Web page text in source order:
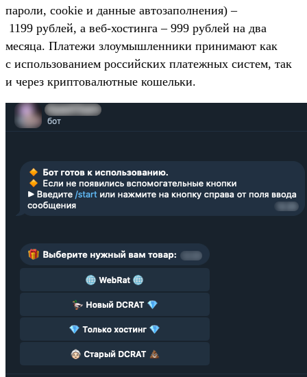
пароли, cookie и данные автозаполнения) –
1199 рублей, а веб-хостинга – 999 рублей на два
месяца. Платежи злоумышленники принимают как
с использованием российских платежных систем, так
и через криптовалютные кошельки.